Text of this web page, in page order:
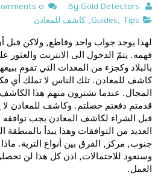
Gold Detectors
0 Comments
Guides ,Tips
, كاشف للمعادن
لهذا يوجد جواب واحد وقاطع, ولاكن
فهمه. يتمّ الدخول الى الانترنت والعثور
بالبلاد وكجزء من المعدات التي تقوم
كاشف للمعادن. تلك الناس لا تملك أي
المجال. عندما تشترون منهم هذا الكاشف
قدمتم دفعتم حصلتم. وكاشف للمعادن لا
قبل الشراء لكاشف المعادن يجب توافقه
العديد من التوافقات وهذا يبدأ
جنوب, مركز, الفرق بين أنواع التربة. ماذا
وسنعود للاحتمالات, اذن كل هذا لن
العمل.